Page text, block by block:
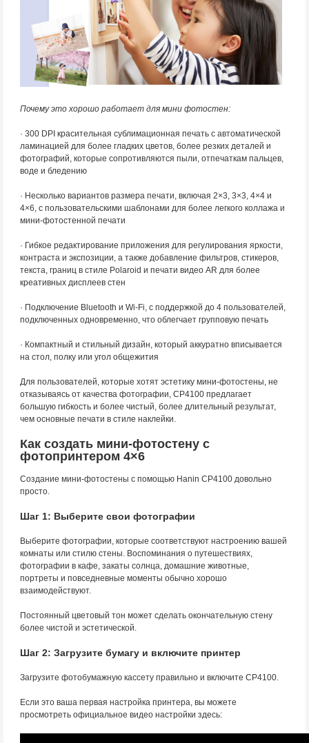
Почему это хорошо работает для мини фотостен:
· 300 DPI красительная сублимационная печать с автоматической
ламинацией для более гладких цветов, более резких деталей и
фотографий, которые сопротивляются пыли, отпечаткам пальцев,
воде и бледению
· Несколько вариантов размера печати, включая 2×3, 3×3, 4×4 и
4×6, с пользовательскими шаблонами для более легкого коллажа и
мини-фотостенной печати
· Гибкое редактирование приложения для регулирования яркости,
контраста и экспозиции, а также добавление фильтров, стикеров,
текста, границ в стиле Polaroid и печати видео AR для более
креативных дисплеев стен
· Подключение Bluetooth и Wi-Fi, с поддержкой до 4 пользователей,
подключенных одновременно, что облегчает групповую печать
· Компактный и стильный дизайн, который аккуратно вписывается
на стол, полку или угол общежития
Для пользователей, которые хотят эстетику мини-фотостены, не
отказываясь от качества фотографии, CP4100 предлагает
большую гибкость и более чистый, более длительный результат,
чем основные печати в стиле наклейки.
Как создать мини-фотостену с
фотопринтером 4×6
Создание мини-фотостены с помощью Hanin CP4100 довольно
просто.
Шаг 1: Выберите свои фотографии
Выберите фотографии, которые соответствуют настроению вашей
комнаты или стилю стены. Воспоминания о путешествиях,
фотографии в кафе, закаты солнца, домашние животные,
портреты и повседневные моменты обычно хорошо
взаимодействуют.
Постоянный цветовый тон может сделать окончательную стену
более чистой и эстетической.
Шаг 2: Загрузите бумагу и включите принтер
Загрузите фотобумажную кассету правильно и включите CP4100.
Если это ваша первая настройка принтера, вы можете
просмотреть официальное видео настройки здесь: